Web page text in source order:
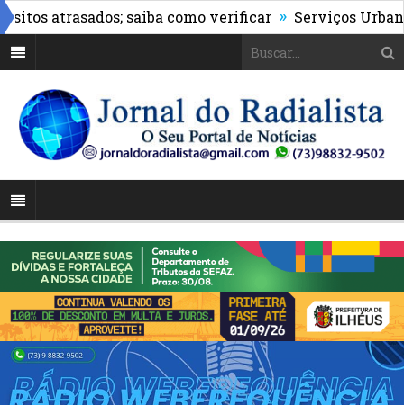
atrasados; saiba como verificar » Serviços Urbanos